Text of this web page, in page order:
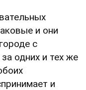
и они
с
одних и тех же
и